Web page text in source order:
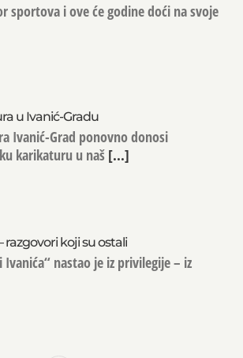
sportova i ove će godine doći na svoje
u Ivanić-Gradu
Ivanić-Grad ponovno donosi
karikaturu u naš [...]
razgovori koji su ostali
Ivanića“ nastao je iz privilegije – iz